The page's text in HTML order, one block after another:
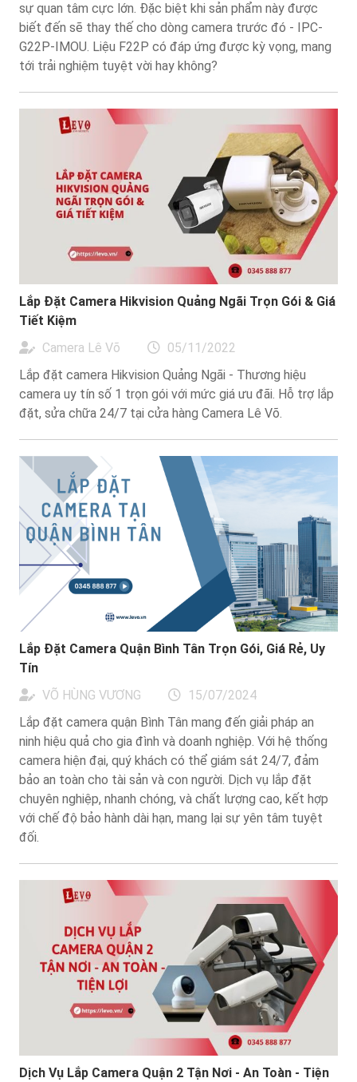
sự quan tâm cực lớn. Đặc biệt khi sản phẩm này được
biết đến sẽ thay thế cho dòng camera trước đó - IPC-
G22P-IMOU. Liệu F22P có đáp ứng được kỳ vọng, mang
tới trải nghiệm tuyệt vời hay không?
Lắp Đặt Camera Hikvision Quảng Ngãi Trọn Gói & Giá
Tiết Kiệm
Camera Lê Võ
05/11/2022
Lắp đặt camera Hikvision Quảng Ngãi - Thương hiệu
camera uy tín số 1 trọn gói với mức giá ưu đãi. Hỗ trợ lắp
đặt, sửa chữa 24/7 tại cửa hàng Camera Lê Võ.
Lắp Đặt Camera Quận Bình Tân Trọn Gói, Giá Rẻ, Uy
Tín
VÕ HÙNG VƯƠNG
15/07/2024
Lắp đặt camera quận Bình Tân mang đến giải pháp an
ninh hiệu quả cho gia đình và doanh nghiệp. Với hệ thống
camera hiện đại, quý khách có thể giám sát 24/7, đảm
bảo an toàn cho tài sản và con người. Dịch vụ lắp đặt
chuyên nghiệp, nhanh chóng, và chất lượng cao, kết hợp
với chế độ bảo hành dài hạn, mang lại sự yên tâm tuyệt
đối.
Dịch Vụ Lắp Camera Quận 2 Tận Nơi - An Toàn - Tiện